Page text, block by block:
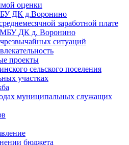
оценки
ДК д.Воронино
заработной плате
МБУ ДК д. Воронино
ситуаций
проекты
сельского поселения
участках
муниципальных служащих
бюджета